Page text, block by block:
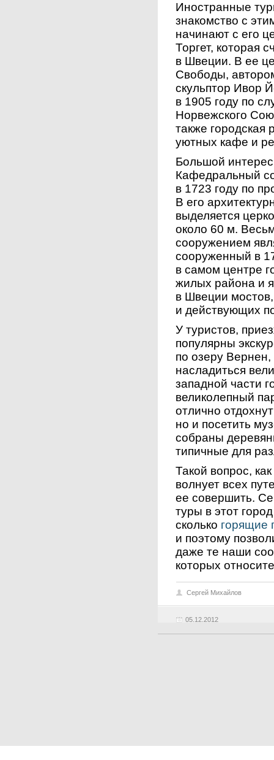
Иностранные
знакомство с
начинают с его
Торгет, которая
в Швеции. В ее
Свободы,
скульптор Ивор
в 1905 году по
Норвежского
также
уютных кафе и
Большой
Кафедральный
в 1723 году по
В его
выделяется
около 60 м.
сооружением
сооруженный в
в самом центре
жилых района и
в Швеции
и действующих
У туристов,
популярны
по озеру
насладиться
западной части
великолепный
отлично
но и посетить
собраны
типичные для
Такой вопрос,
волнует всех
ее совершить.
туры в этот
сколько горящие
и поэтому
даже те наши
которых
05.12.2012
Сергей Михайлов